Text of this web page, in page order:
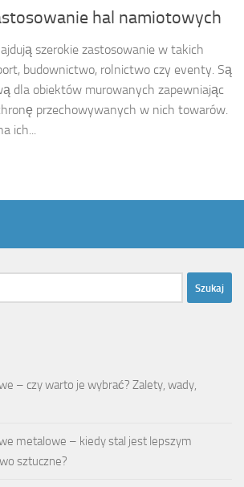
hal namiotowych
szerokie zastosowanie w takich
budownictwo, rolnictwo czy eventy. Są
dla obiektów murowanych zapewniając
przechowywanych w nich towarów.
ich...
– czy warto je wybrać? Zalety, wady,
metalowe – kiedy stal jest lepszym
sztuczne?